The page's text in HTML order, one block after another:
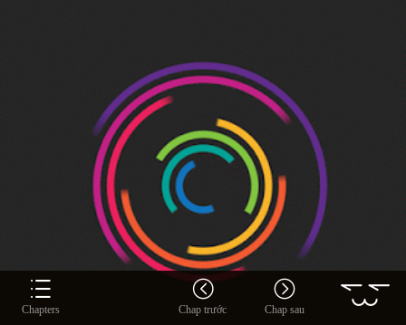
Chapters Chap trước Chap sau